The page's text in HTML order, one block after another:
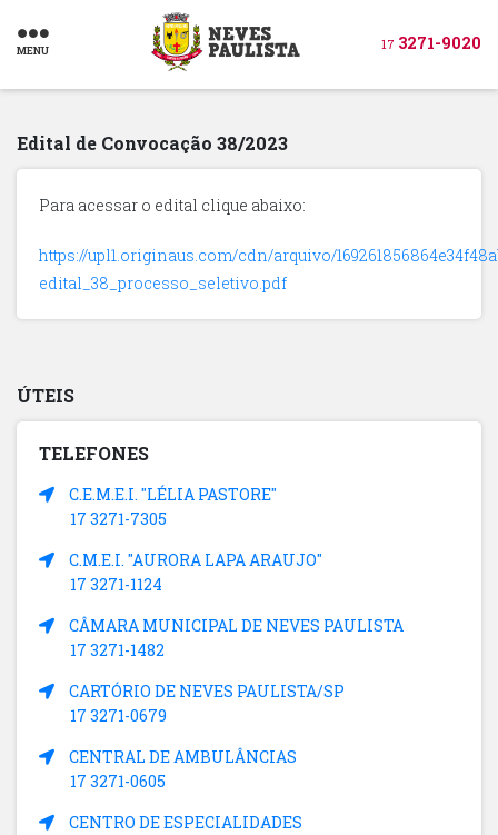
MENU 17 3271-9020
Edital de Convocação 38/2023
Para acessar o edital clique abaixo:
https://upl1.originaus.com/cdn/arquivo/
edital_38_processo_seletivo.pdf
ÚTEIS
TELEFONES
C.E.M.E.I. "LÉLIA PASTORE"
17 3271-7305
C.M.E.I. "AURORA LAPA ARAUJO"
17 3271-1124
CÂMARA MUNICIPAL DE NEVES PAULISTA
17 3271-1482
CARTÓRIO DE NEVES PAULISTA/SP
17 3271-0679
CENTRAL DE AMBULÂNCIAS
17 3271-0605
CENTRO DE ESPECIALIDADES